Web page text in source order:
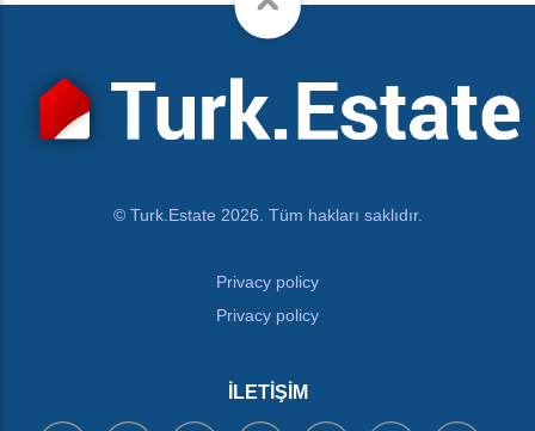
© Turk.Estate 2026. Tüm hakları saklıdır.
Privacy policy
Privacy policy
İLETIŞIM